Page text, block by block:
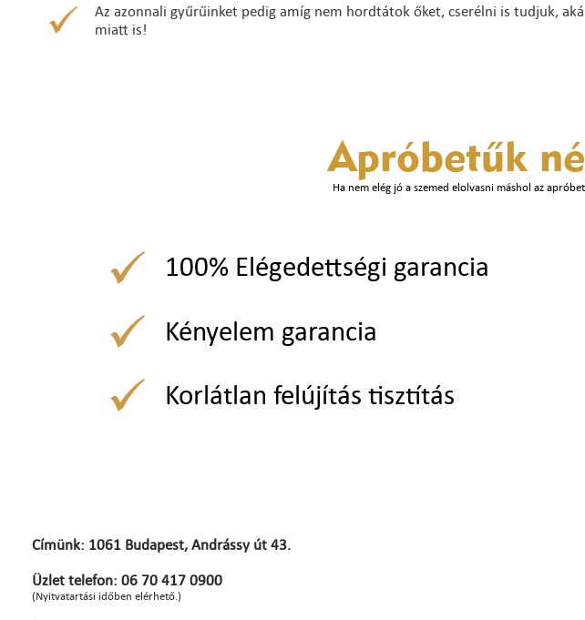
Az azonnali gyűrűinket pedig amíg nem hordtátok őket, cserélni is tudjuk,
miatt is!
Apróbetűk
Ha nem elég jó a szemed elolvasni máshol az
100% Elégedettségi garancia
Kényelem garancia
Korlátlan felújítás tisztítás
Címünk: 1061 Budapest, Andrássy út 43.
Üzlet telefon: 06 70 417 0900
(Nyitvatartási időben elérhető.)